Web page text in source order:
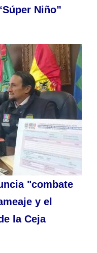
Niño”
"combate
y el
la Ceja